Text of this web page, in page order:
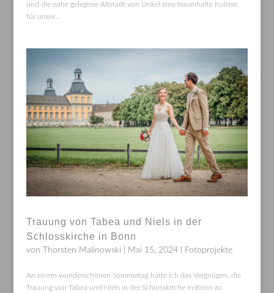
und die nahe gelegene Altstadt von Unkel eine traumhafte Kulisse
für unser...
Trauung von Tabea und Niels in der
Schlosskirche in Bonn
von Thorsten Malinowski Mai 15, 2024| Fotoprojekte
An einem wunderschönen Sommertag hatte ich das Vergnügen, die
Trauung von Tabea und Niels in der Schlosskirche in Bonn zu